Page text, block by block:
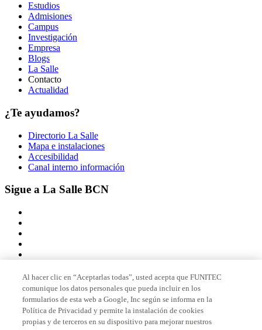
Estudios
Admisiones
Campus
Investigación
Empresa
Blogs
La Salle
Contacto
Actualidad
¿Te ayudamos?
Directorio La Salle
Mapa e instalaciones
Accesibilidad
Canal interno información
Sigue a La Salle BCN
Miembro de
Al hacer clic en “Aceptarlas todas”, usted acepta que FUNITEC
comunique los datos personales que pueda incluir en los
formularios de esta web a Google, Inc según se informa en la
Política de Privacidad y permite la instalación de cookies
propias y de terceros en su dispositivo para mejorar nuestros